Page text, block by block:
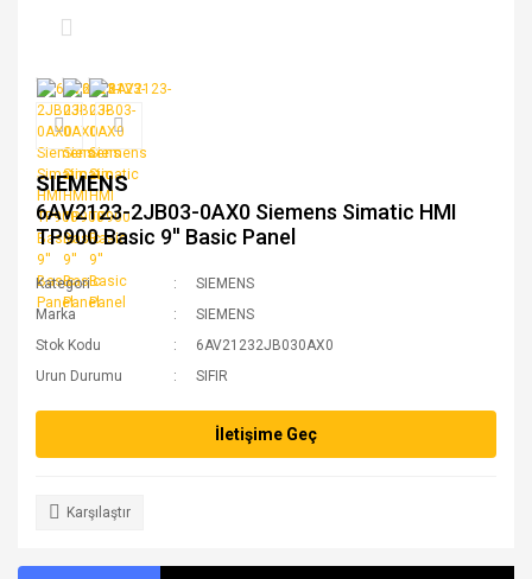
SIEMENS
6AV2123-2JB03-0AX0 Siemens Simatic HMI
TP900 Basic 9'' Basic Panel
Kategori
SIEMENS
Marka
SIEMENS
Stok Kodu
6AV21232JB030AX0
Urun Durumu
SIFIR
İletişime Geç
Karşılaştır